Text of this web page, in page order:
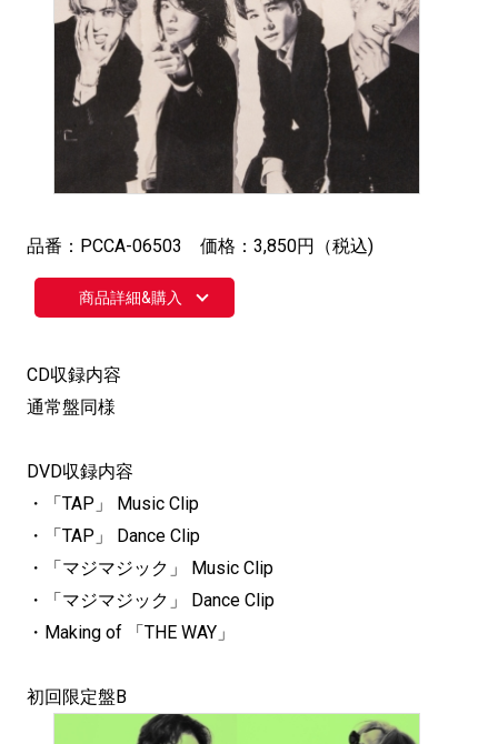
品番：PCCA-06503 価格：3,850円（税込)
商品詳細&購入
CD収録内容
通常盤同様
DVD収録内容
・「TAP」 Music Clip
・「TAP」 Dance Clip
・「マジマジック」 Music Clip
・「マジマジック」 Dance Clip
・Making of 「THE WAY」
初回限定盤B